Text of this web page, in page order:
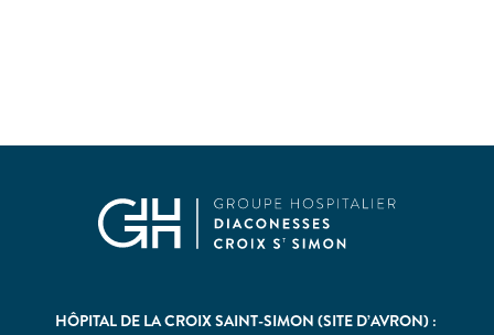
HÔPITAL DE LA CROIX SAINT-SIMON (SITE D’AVRON) :